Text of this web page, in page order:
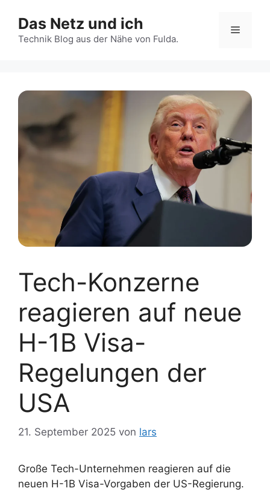
Inhalt
springen
Das Netz und ich
Technik Blog aus der Nähe von Fulda.
Menü
Tech-Konzerne
reagieren auf neue
H-1B Visa-
Regelungen der
USA
21. September 2025 von lars
Große Tech-Unternehmen reagieren auf die
neuen H-1B Visa-Vorgaben der US-Regierung.